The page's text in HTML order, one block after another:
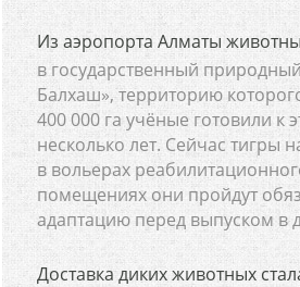
Из аэропорта Алматы
в государственный
Балхаш», территорию
400 000 га учёные готовили к
несколько лет. Сейчас тигры
в вольерах
помещениях они пройдут
адаптацию перед выпуском в
Доставка диких животных